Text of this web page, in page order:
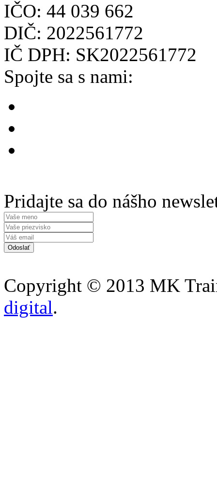
IČO: 44 039 662
DIČ: 2022561772
IČ DPH: SK2022561772
Spojte sa s nami:
Pridajte sa do nášho
Copyright © 2013 MK
digital.